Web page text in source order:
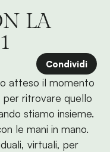
LA
Condividi
atteso il momento
per ritrovare quello
stiamo insieme.
le mani in mano.
virtuali, per